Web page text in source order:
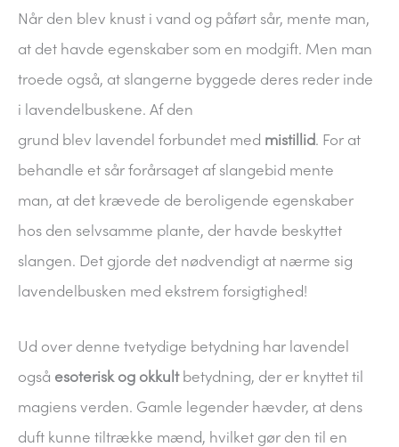
Når den blev knust i vand og påført sår, mente man,
at det havde egenskaber som en modgift. Men man
troede også, at slangerne byggede deres reder inde
i lavendelbuskene. Af den
grund blev lavendel forbundet med mistillid. For at
behandle et sår forårsaget af slangebid mente
man, at det krævede de beroligende egenskaber
hos den selvsamme plante, der havde beskyttet
slangen. Det gjorde det nødvendigt at nærme sig
lavendelbusken med ekstrem forsigtighed!
Ud over denne tvetydige betydning har lavendel
også esoterisk og okkultbetydning, der er knyttet til
magiens verden. Gamle legender hævder, at dens
duft kunne tiltrække mænd, hvilket gør den til en